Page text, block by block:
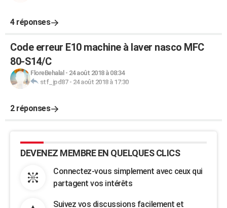
4 réponses
Code erreur E10 machine à laver nasco MFC
80-S14/C
FloreBehalal - 24 août 2018 à 08:34
stf_jpd87- 24 août 2018 à 17:30
2 réponses
DEVENEZ MEMBRE EN QUELQUES CLICS
Connectez-vous simplement avec ceux qui
partagent vos intérêts
Suivez vos discussions facilement et